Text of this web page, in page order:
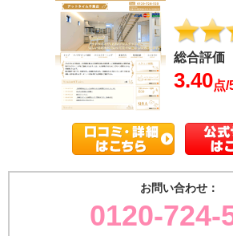
総合評価
3.40点/
お問い合わせ：
0120-724-